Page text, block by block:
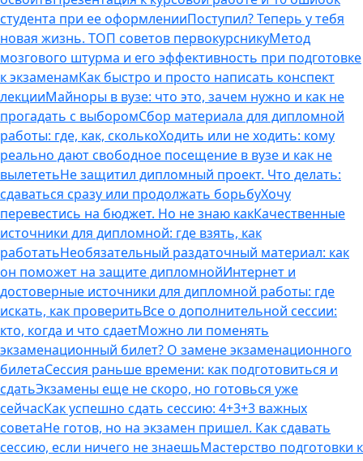
студента при ее оформленииПоступил? Теперь у тебя
новая жизнь. ТОП советов первокурсникуМетод
мозгового штурма и его эффективность при подготовке
к экзаменамКак быстро и просто написать конспект
лекцииМайноры в вузе: что это, зачем нужно и как не
прогадать с выборомСбор материала для дипломной
работы: где, как, сколькоХодить или не ходить: кому
реально дают свободное посещение в вузе и как не
вылететьНе защитил дипломный проект. Что делать:
сдаваться сразу или продолжать борьбуХочу
перевестись на бюджет. Но не знаю какКачественные
источники для дипломной: где взять, как
работатьНеобязательный раздаточный материал: как
он поможет на защите дипломнойИнтернет и
достоверные источники для дипломной работы: где
искать, как проверитьВсе о дополнительной сессии:
кто, когда и что сдаетМожно ли поменять
экзаменационный билет? О замене экзаменационного
билетаСессия раньше времени: как подготовиться и
сдатьЭкзамены еще не скоро, но готовься уже
сейчасКак успешно сдать сессию: 4+3+3 важных
советаНе готов, но на экзамен пришел. Как сдавать
сессию, если ничего не знаешьМастерство подготовки к